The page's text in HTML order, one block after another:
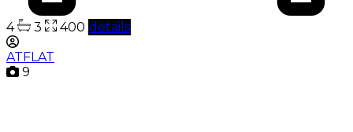
4 3 400 details
ATFLAT
9